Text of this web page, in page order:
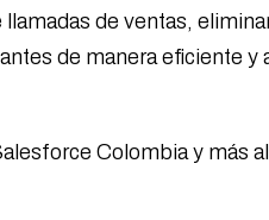
de ventas,
de manera eficiente y
Colombia y más